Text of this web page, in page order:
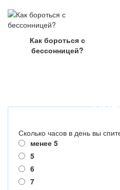
Как бороться с
бессонницей?
Сколько часов в день вы
менее 5
5
6
7